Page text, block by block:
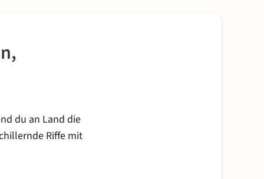
du an Land die
Riffe mit